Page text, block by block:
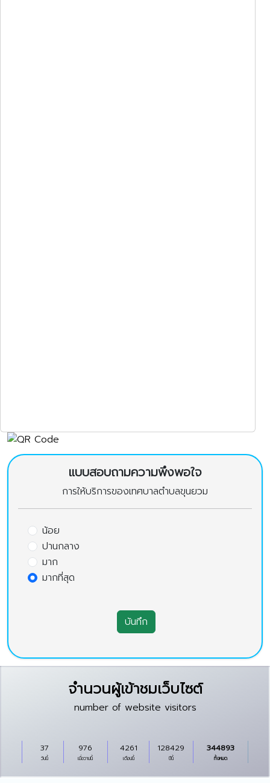
แบบสอบถามความพึงพอใจ
การให้บริการของเทศบาลตำบลขุนยวม
น้อย
ปานกลาง
มาก
มากที่สุด
บันทึก
จำนวนผู้เข้าชมเว็บไซต์
number of website visitors
วันนี้
37
เมื่อวานนี้
976
เดือนนี้
4261
ปีนี้
128429
ทั้งหมด
344893